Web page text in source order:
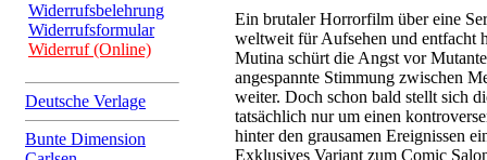
Widerrufsbelehrung
Widerrufsformular
Widerruf (Online)
Deutsche Verlage
Bunte Dimension
Ein brutaler Horrorfilm über eine
weltweit für Aufsehen und entfacht
Mutina schürt die Angst vor
angespannte Stimmung zwischen
weiter. Doch schon bald stellt sich
tatsächlich nur um einen
hinter den grausamen Ereignissen
Exklusives Variant zum Comic